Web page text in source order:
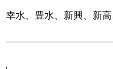
幸水、豊水、新興、新